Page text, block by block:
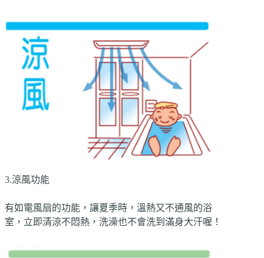
3.涼風功能
有如電風扇的功能，讓夏季時，溫熱又不通風的浴
室，立即清涼不悶熱，洗澡也不會洗到滿身大汗喔！